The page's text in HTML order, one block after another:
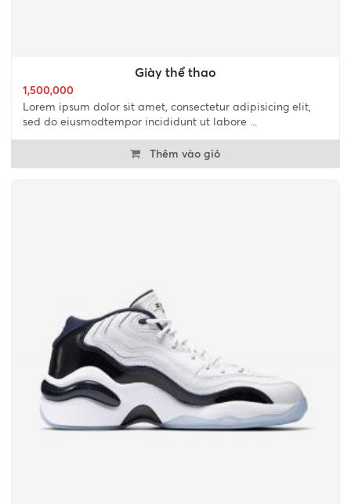
Giày thể thao
1,500,000
Lorem ipsum dolor sit amet, consectetur adipisicing elit,
sed do eiusmodtempor incididunt ut labore ...
Thêm vào giỏ